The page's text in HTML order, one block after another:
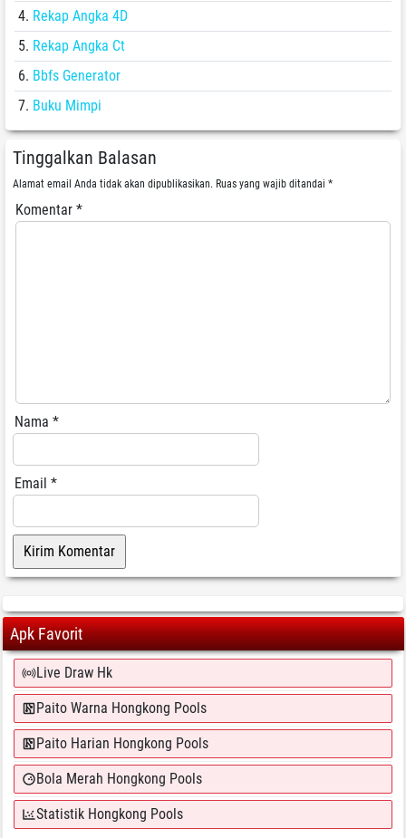
Rekap Angka 4D
Rekap Angka Ct
Bbfs Generator
Buku Mimpi
Tinggalkan Balasan
Alamat email Anda tidak akan dipublikasikan. Ruas yang wajib ditandai *
Komentar *
Nama *
Email *
Apk Favorit
Live Draw Hk
Paito Warna Hongkong Pools
Paito Harian Hongkong Pools
Bola Merah Hongkong Pools
Statistik Hongkong Pools